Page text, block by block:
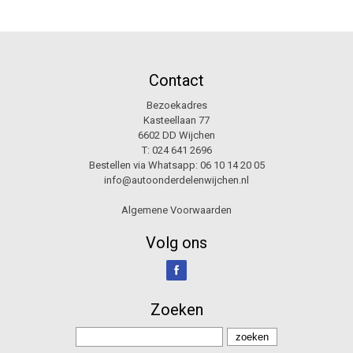
Contact
Bezoekadres
Kasteellaan 77
6602 DD Wijchen
T: 024 641 2696
Bestellen via Whatsapp: 06 10 14 20 05
info@autoonderdelenwijchen.nl
Algemene Voorwaarden
Volg ons
Zoeken